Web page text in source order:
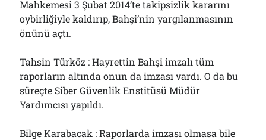
Mahkemesi 3 Şubat 2014’te takipsizlik kararını
oybirliğiyle kaldırıp, Bahşi’nin yargılanmasının
önünü açtı.
Tahsin Türköz : Hayrettin Bahşi imzalı tüm
raporların altında onun da imzası vardı. O da bu
süreçte Siber Güvenlik Enstitüsü Müdür
Yardımcısı yapıldı.
Bilge Karabacak : Raporlarda imzası olmasa bile